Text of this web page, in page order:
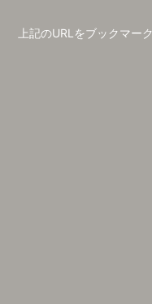
上記のURLをブックマー